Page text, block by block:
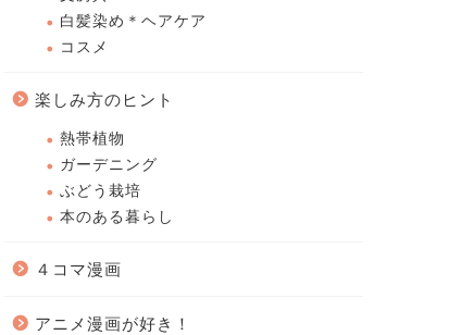
白髪染め＊ヘアケア
コスメ
楽しみ方のヒント
熱帯植物
ガーデニング
ぶどう栽培
本のある暮らし
４コマ漫画
アニメ漫画が好き！